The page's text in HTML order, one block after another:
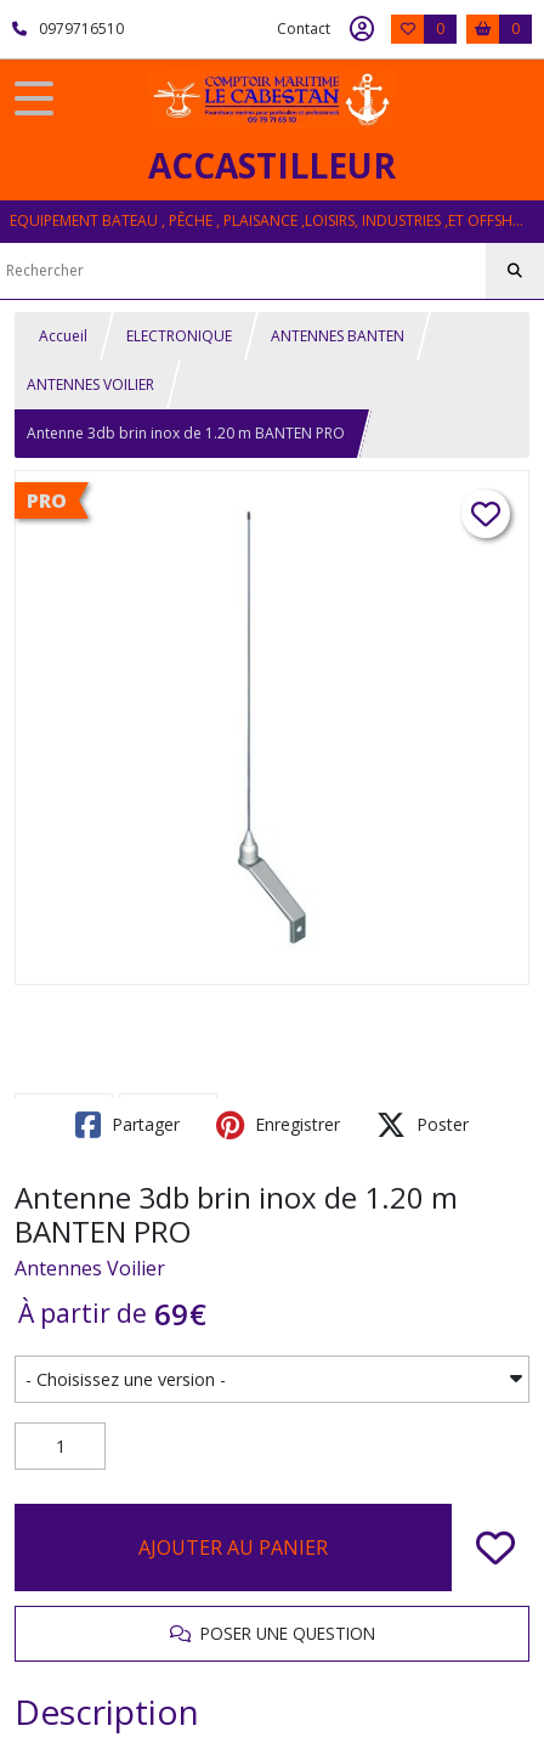
0979716510 Contact 0 0
ACCASTILLEUR
EQUIPEMENT BATEAU , PÊCHE , PLAISANCE ,LOISIRS, INDUSTRIES ,ET OFFSHORE
Accueil ELECTRONIQUE ANTENNES BANTEN
ANTENNES VOILIER
Antenne 3db brin inox de 1.20 m BANTEN PRO
PRO
Partager Enregistrer Poster
Antenne 3db brin inox de 1.20 m
BANTEN PRO
Antennes Voilier
À partir de 69€
AJOUTER AU PANIER
POSER UNE QUESTION
Description